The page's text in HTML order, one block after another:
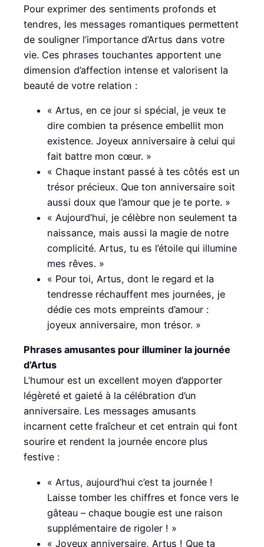
Pour exprimer des sentiments profonds et
tendres, les messages romantiques permettent
de souligner l’importance d’Artus dans votre
vie. Ces phrases touchantes apportent une
dimension d’affection intense et valorisent la
beauté de votre relation :
« Artus, en ce jour si spécial, je veux te
dire combien ta présence embellit mon
existence. Joyeux anniversaire à celui qui
fait battre mon cœur. »
« Chaque instant passé à tes côtés est un
trésor précieux. Que ton anniversaire soit
aussi doux que l’amour que je te porte. »
« Aujourd’hui, je célèbre non seulement ta
naissance, mais aussi la magie de notre
complicité. Artus, tu es l’étoile qui illumine
mes rêves. »
« Pour toi, Artus, dont le regard et la
tendresse réchauffent mes journées, je
dédie ces mots empreints d’amour :
joyeux anniversaire, mon trésor. »
Phrases amusantes pour illuminer la journée
d’Artus
L’humour est un excellent moyen d’apporter
légèreté et gaieté à la célébration d’un
anniversaire. Les messages amusants
incarnent cette fraîcheur et cet entrain qui font
sourire et rendent la journée encore plus
festive :
« Artus, aujourd’hui c’est ta journée !
Laisse tomber les chiffres et fonce vers le
gâteau – chaque bougie est une raison
supplémentaire de rigoler ! »
« Joyeux anniversaire, Artus ! Que ta